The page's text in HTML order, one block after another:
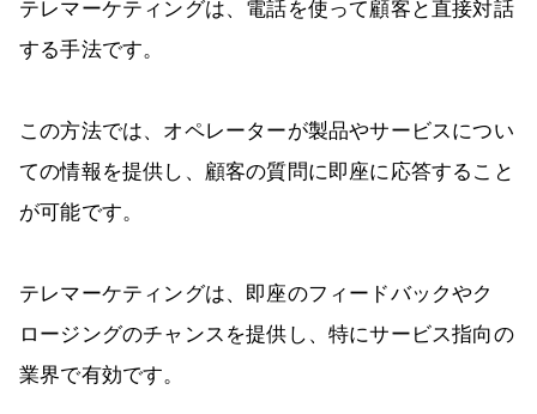
テレマーケティングは、電話を使って顧客と直接対話
する手法です。
この方法では、オペレーターが製品やサービスについ
ての情報を提供し、顧客の質問に即座に応答すること
が可能です。
テレマーケティングは、即座のフィードバックやク
ロージングのチャンスを提供し、特にサービス指向の
業界で有効です。